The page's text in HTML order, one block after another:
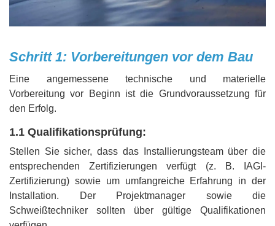
Schritt 1: Vorbereitungen vor dem Bau
Eine angemessene technische und materielle
Vorbereitung vor Beginn ist die Grundvoraussetzung für
den Erfolg.
1.1 Qualifikationsprüfung:
Stellen Sie sicher, dass das Installierungsteam über die
entsprechenden Zertifizierungen verfügt (z. B. IAGI-
Zertifizierung) sowie um umfangreiche Erfahrung in der
Installation. Der Projektmanager sowie die
Schweißtechniker sollten über gültige Qualifikationen